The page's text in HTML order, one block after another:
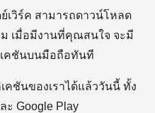
เวิร์ค สามารถดาวน์โหลด
เมื่อมีงานที่คุณสนใจ จะมี
คชันบนมือถือทันที
คชันของเราได้แล้ววันนี้ ทั้ง
ะ Google Play